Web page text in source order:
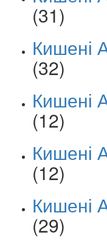
(31)
Кишені
(32)
Кишені
(12)
Кишені
(12)
Кишені
(29)